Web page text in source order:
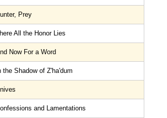
Prey
All the Honor Lies
Now For a Word
the Shadow of Z'ha'dum
and Lamentations